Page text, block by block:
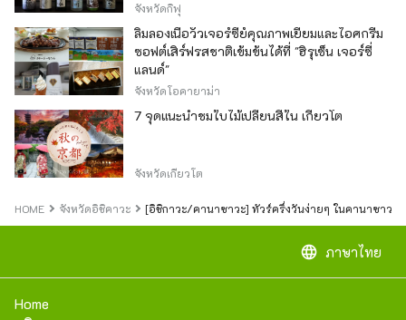
จังหวัดกิฟุ
ลิ้มลองเนื้อวัวเจอร์ซีย์คุณภาพเยี่ยมและไอศกรีม
ซอฟต์เสิร์ฟรสชาติเข้มข้นได้ที่ "ฮิรุเซ็น เจอร์ซี่
แลนด์"
จังหวัดโอคายาม่า
7 จุดแนะนำชมใบไม้เปลี่ยนสีใน เกียวโต
จังหวัดเกียวโต
HOME จังหวัดอิชิคาวะ [อิชิกาวะ/คานาซาวะ] ทัวร์ครึ่งวันง่ายๆ ในคานาซาวะ
language ภาษาไทย
Home